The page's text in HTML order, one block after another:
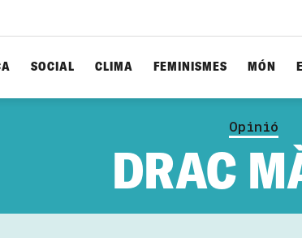
SOCIAL CLIMA FEMINISMES MÓN
Opinió
DRAC